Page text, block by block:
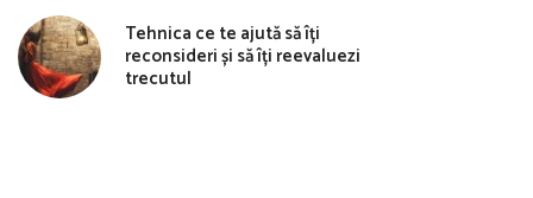
Tehnica ce te ajută să îți
reconsideri și să îți reevaluezi
trecutul